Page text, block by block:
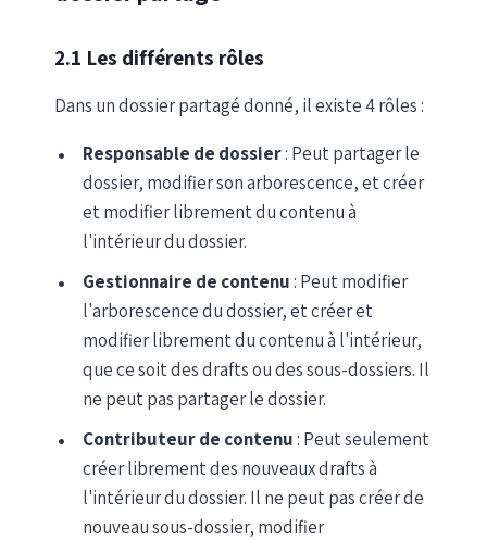
2.1 Les différents rôles
Dans un dossier partagé donné, il existe 4 rôles :
Responsable de dossier: Peut partager le
dossier, modifier son arborescence, et créer
et modifier librement du contenu à
l'intérieur du dossier.
Gestionnaire de contenu: Peut modifier
l'arborescence du dossier, et créer et
modifier librement du contenu à l'intérieur,
que ce soit des drafts ou des sous-dossiers. Il
ne peut pas partager le dossier.
Contributeur de contenu: Peut seulement
créer librement des nouveaux drafts à
l'intérieur du dossier. Il ne peut pas créer de
nouveau sous-dossier, modifier